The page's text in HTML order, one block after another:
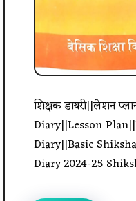
शिक्षक डायरी||लेशन
Diary||Lesson
Diary||Basic
Diary 2024-25